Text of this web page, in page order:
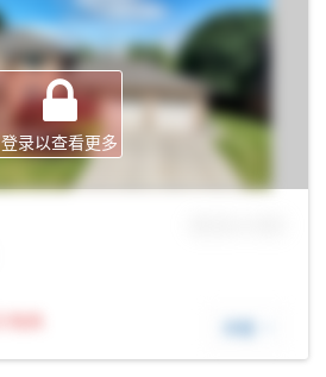
登录以查看更多
N/A 详细